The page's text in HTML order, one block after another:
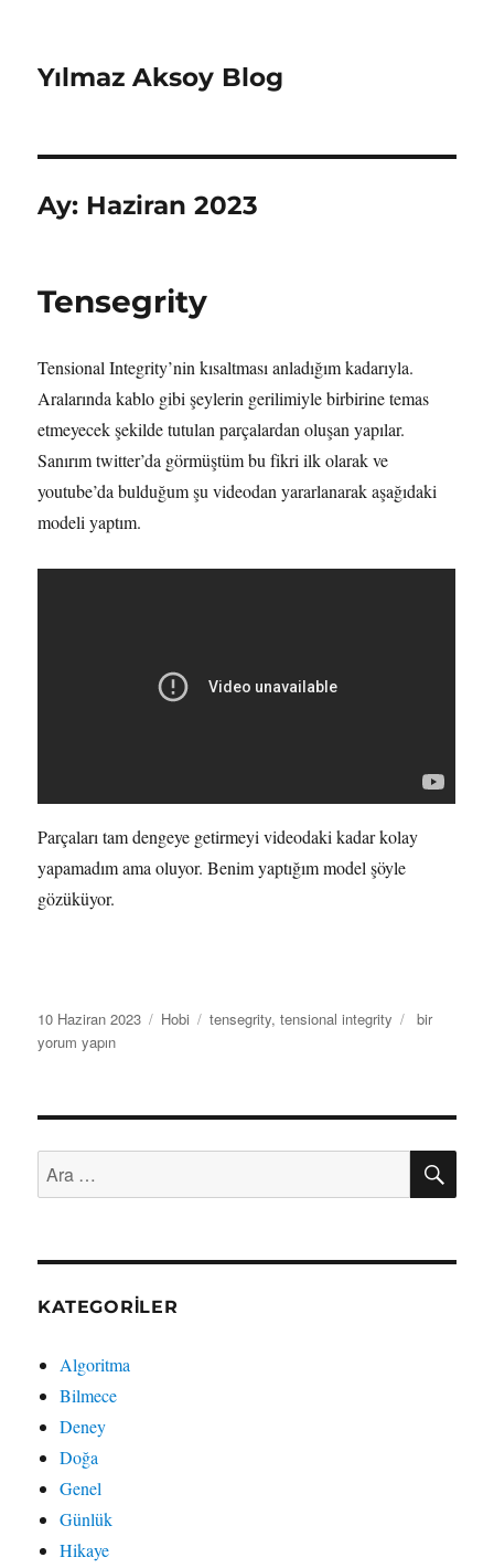
Yılmaz Aksoy Blog
Ay: Haziran 2023
Tensegrity
Tensional Integrity’nin kısaltması anladığım kadarıyla.
Aralarında kablo gibi şeylerin gerilimiyle birbirine temas
etmeyecek şekilde tutulan parçalardan oluşan yapılar.
Sanırım twitter’da görmüştüm bu fikri ilk olarak ve
youtube’da bulduğum şu videodan yararlanarak aşağıdaki
modeli yaptım.
Parçaları tam dengeye getirmeyi videodaki kadar kolay
yapamadım ama oluyor. Benim yaptığım model şöyle
gözüküyor.
Yayın
tarihi
10 Haziran 2023 Kategoriler
Hobi Etiketler
tensegrity,tensional integrity
Tensegrity
bir
yorum yapın
Ara:
KATEGORILER
Algoritma
Bilmece
Deney
Doğa
Genel
Günlük
Hikaye